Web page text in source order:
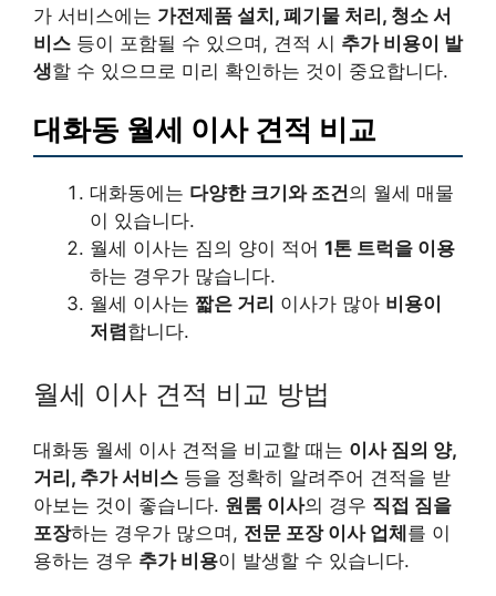
가 서비스에는 가전제품 설치, 폐기물 처리, 청소 서
비스 등이 포함될 수 있으며, 견적 시 추가 비용이 발
생할 수 있으므로 미리 확인하는 것이 중요합니다.
대화동 월세 이사 견적 비교
대화동에는 다양한 크기와 조건의 월세 매물
이 있습니다.
월세 이사는 짐의 양이 적어 1톤 트럭을 이용
하는 경우가 많습니다.
월세 이사는 짧은 거리 이사가 많아 비용이
저렴합니다.
월세 이사 견적 비교 방법
대화동 월세 이사 견적을 비교할 때는 이사 짐의 양,
거리, 추가 서비스 등을 정확히 알려주어 견적을 받
아보는 것이 좋습니다. 원룸 이사의 경우 직접 짐을
포장하는 경우가 많으며, 전문 포장 이사 업체를 이
용하는 경우 추가 비용이 발생할 수 있습니다.